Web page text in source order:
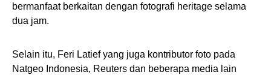
bermanfaat berkaitan dengan fotografi heritage selama
dua jam.
Selain itu, Feri Latief yang juga kontributor foto pada
Natgeo Indonesia, Reuters dan beberapa media lain